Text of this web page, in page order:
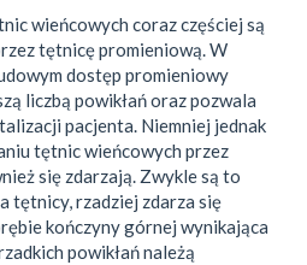
wieńcowych coraz częściej są
tętnicę promieniową. W
dostęp promieniowy
liczbą powikłań oraz pozwala
pacjenta. Niemniej jednak
tętnic wieńcowych przez
się zdarzają. Zwykle są to
tętnicy, rzadziej zdarza się
kończyny górnej wynikająca
powikłań należą